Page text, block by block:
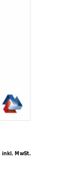
inkl. MwSt.